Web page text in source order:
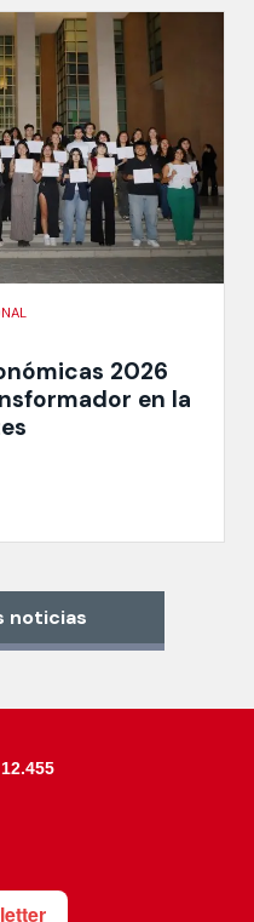
2026
en la
noticias